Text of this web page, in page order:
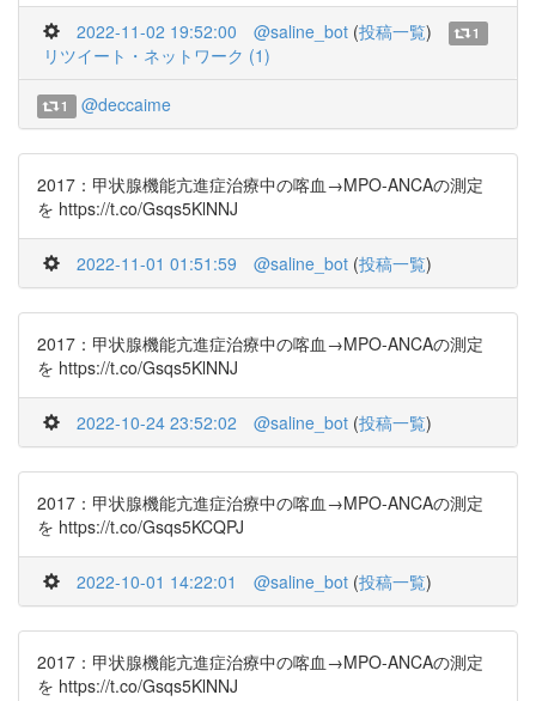
2022-11-02 19:52:00 @saline_bot (投稿一覧) 1
リツイート・ネットワーク (1)
1 @deccaime
2017：甲状腺機能亢進症治療中の喀血→MPO-ANCAの測定
を https://t.co/Gsqs5KlNNJ
2022-11-01 01:51:59 @saline_bot (投稿一覧)
2017：甲状腺機能亢進症治療中の喀血→MPO-ANCAの測定
を https://t.co/Gsqs5KlNNJ
2022-10-24 23:52:02 @saline_bot (投稿一覧)
2017：甲状腺機能亢進症治療中の喀血→MPO-ANCAの測定
を https://t.co/Gsqs5KCQPJ
2022-10-01 14:22:01 @saline_bot (投稿一覧)
2017：甲状腺機能亢進症治療中の喀血→MPO-ANCAの測定
を https://t.co/Gsqs5KlNNJ